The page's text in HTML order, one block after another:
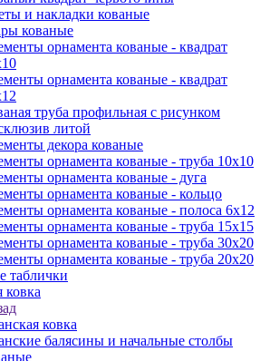
и накладки кованые
кованые
орнамента кованые - квадрат
орнамента кованые - квадрат
труба профильная с рисунком
литой
декора кованые
орнамента кованые - труба 10х10
орнамента кованые - дуга
орнамента кованые - кольцо
орнамента кованые - полоса 6х12
орнамента кованые - труба 15х15
орнамента кованые - труба 30х20
орнамента кованые - труба 20х20
таблички
ковка
ковка
балясины и начальные столбы